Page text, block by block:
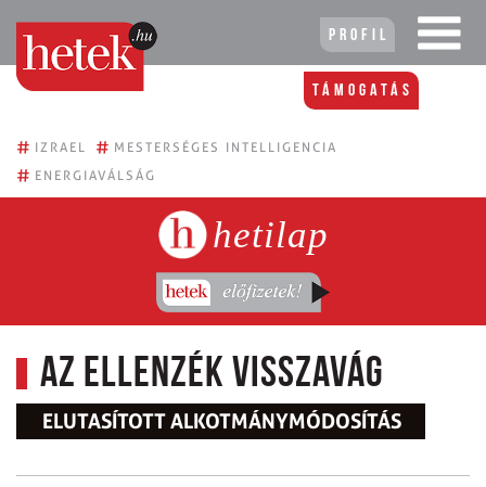
Profil
Támogatás
# IZRAEL # MESTERSÉGES INTELLIGENCIA
# ENERGIAVÁLSÁG
hetilap
Az ellenzék visszavág
ELUTASÍTOTT ALKOTMÁNYMÓDOSÍTÁS